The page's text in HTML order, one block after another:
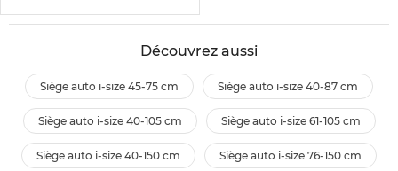
Découvrez aussi
siège auto i-size 45-75 cm siège auto i-size 40-87 cm
siège auto i-size 40-105 cm siège auto i-size 61-105 cm
siège auto i-size 40-150 cm siège auto i-size 76-150 cm